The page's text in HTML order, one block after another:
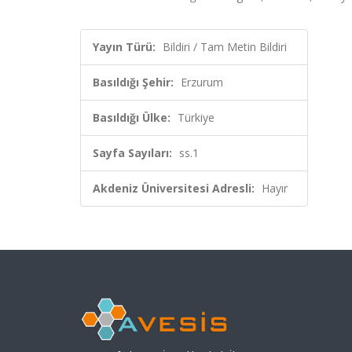
Yayın Türü: Bildiri / Tam Metin Bildiri
Basıldığı Şehir: Erzurum
Basıldığı Ülke: Türkiye
Sayfa Sayıları: ss.1
Akdeniz Üniversitesi Adresli: Hayır